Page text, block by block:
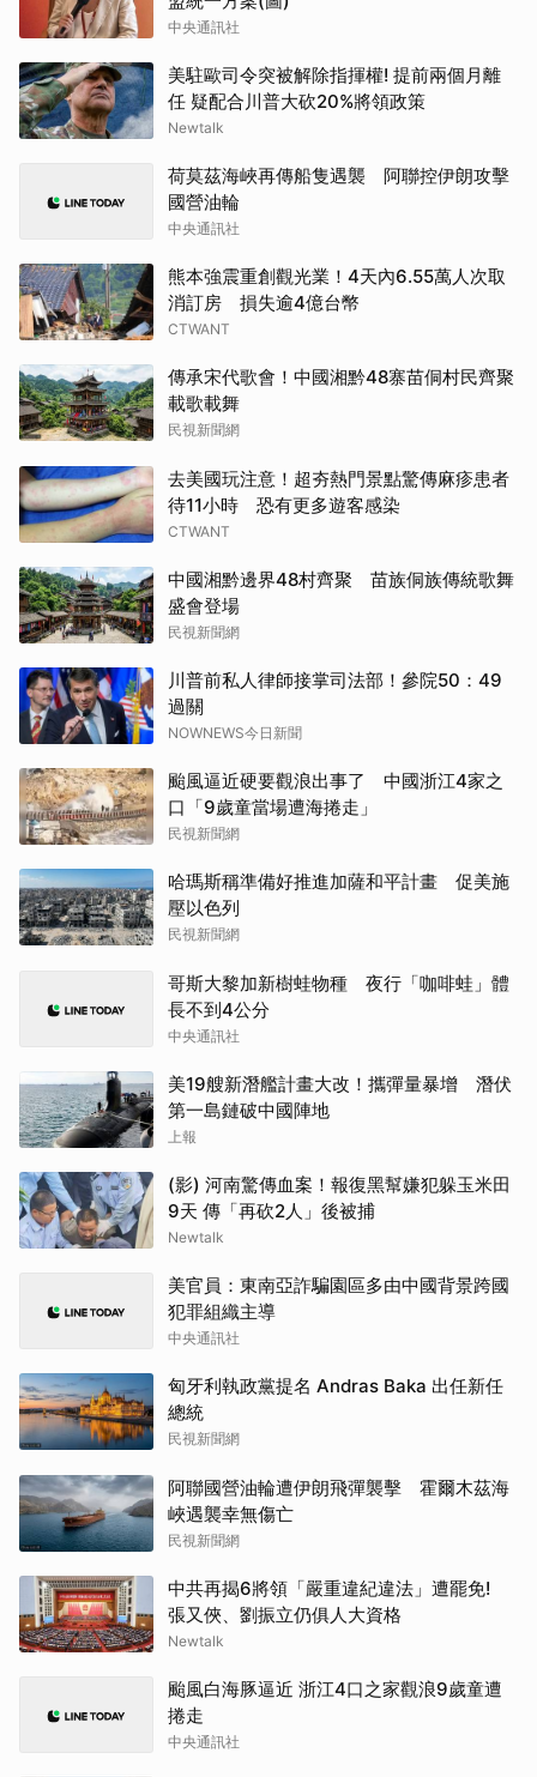
中央通訊社
美駐歐司令突被解除指揮權! 提前兩個月離
任 疑配合川普大砍20%將領政策
Newtalk
荷莫茲海峽再傳船隻遇襲 阿聯控伊朗攻擊
國營油輪
中央通訊社
熊本強震重創觀光業！4天內6.55萬人次取
消訂房 損失逾4億台幣
CTWANT
傳承宋代歌會！中國湘黔48寨苗侗村民齊聚
載歌載舞
民視新聞網
去美國玩注意！超夯熱門景點驚傳麻疹患者
待11小時 恐有更多遊客感染
CTWANT
中國湘黔邊界48村齊聚 苗族侗族傳統歌舞
盛會登場
民視新聞網
川普前私人律師接掌司法部！參院50：49
過關
NOWNEWS今日新聞
颱風逼近硬要觀浪出事了 中國浙江4家之
口「9歲童當場遭海捲走」
民視新聞網
哈瑪斯稱準備好推進加薩和平計畫 促美施
壓以色列
民視新聞網
哥斯大黎加新樹蛙物種 夜行「咖啡蛙」體
長不到4公分
中央通訊社
美19艘新潛艦計畫大改！攜彈量暴增 潛伏
第一島鏈破中國陣地
上報
(影) 河南驚傳血案！報復黑幫嫌犯躲玉米田
9天 傳「再砍2人」後被捕
Newtalk
美官員：東南亞詐騙園區多由中國背景跨國
犯罪組織主導
中央通訊社
匈牙利執政黨提名 Andras Baka 出任新任
總統
民視新聞網
阿聯國營油輪遭伊朗飛彈襲擊 霍爾木茲海
峽遇襲幸無傷亡
民視新聞網
中共再揭6將領「嚴重違紀違法」遭罷免!
張又俠、劉振立仍俱人大資格
Newtalk
颱風白海豚逼近 浙江4口之家觀浪9歲童遭
捲走
中央通訊社